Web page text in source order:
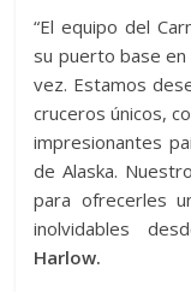
“El equipo del
su puerto base en
vez. Estamos
cruceros únicos,
impresionantes
de Alaska.
para ofrecerles
inolvidables
Harlow.